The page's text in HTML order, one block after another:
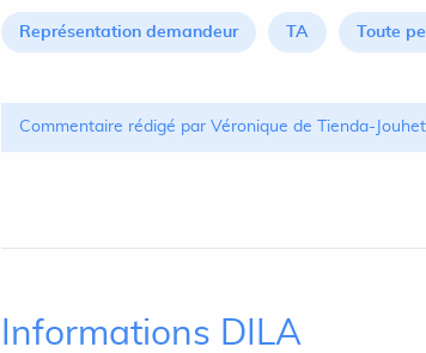
Représentation demandeur TA Toute
Commentaire rédigé par Véronique de Tienda-
Informations DILA